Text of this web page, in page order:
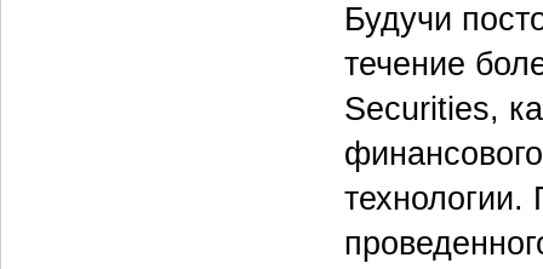
Будучи
течение
Securities,